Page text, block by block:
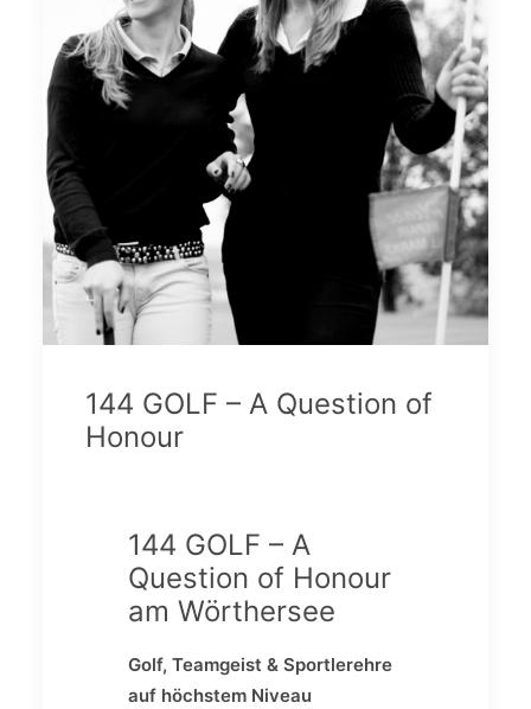
144 GOLF – A Question of
Honour
144 GOLF – A
Question of Honour
am Wörthersee
Golf, Teamgeist & Sportlerehre
auf höchstem Niveau